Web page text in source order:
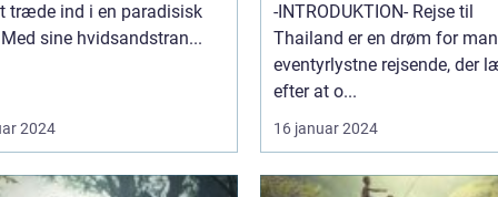
træde ind i en paradisisk
sine hvidsandstran...
2024
-INTRODUKTION- Rejse til
Thailand er en drøm for
eventyrlystne rejsende, der
efter at o...
16 januar 2024